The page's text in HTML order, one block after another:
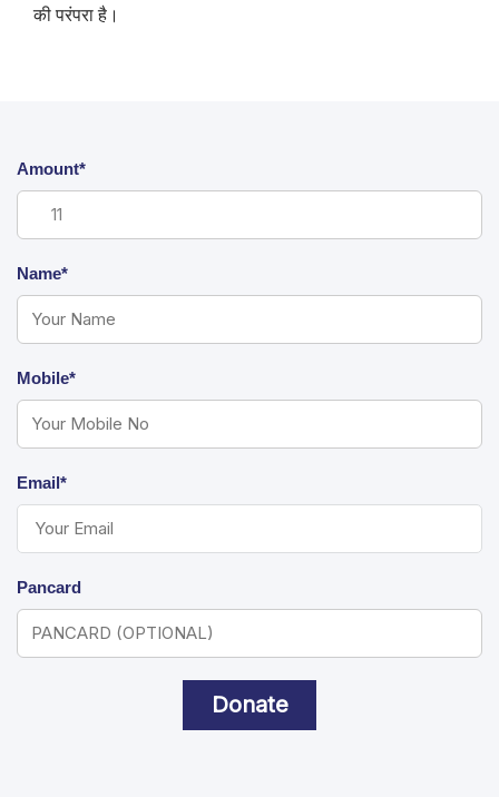
की परंपरा है।
Amount*
Name*
Mobile*
Email*
Pancard
Donate